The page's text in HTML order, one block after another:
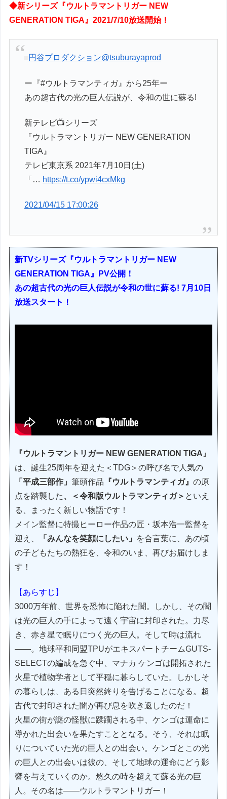
◆新シリーズ『ウルトラマントリガー NEW
GENERATION TIGA』2021/7/10放送開始！
円谷プロダクション@tsuburayaprod
ー『#ウルトラマンティガ』から25年ー
あの超古代の光の巨人伝説が、令和の世に蘇る!
新テレビ📺シリーズ
『ウルトラマントリガー NEW GENERATION
TIGA』
テレビ東京系 2021年7月10日(土)
「… https://t.co/ypwi4cxMkg
2021/04/15 17:00:26
新TVシリーズ『ウルトラマントリガー NEW
GENERATION TIGA』PV公開！
あの超古代の光の巨人伝説が令和の世に蘇る! 7月10日
放送スタート！
『ウルトラマントリガー NEW GENERATION TIGA』
は、誕生25周年を迎えた＜TDG＞の呼び名で人気の
「平成三部作」筆頭作品 『ウルトラマンティガ』の原
点を踏襲した、＜令和版ウルトラマンティガ＞ といえ
る、まったく新しい物語です！
メイン監督に特撮ヒーロー作品の匠・坂本浩一監督を
迎え、
「みんなを笑顔にしたい」
を合言葉に、あの頃
の子どもたちの熱狂を、令和のいま、再びお届けしま
す！
【あらすじ】
3000万年前、世界を恐怖に陥れた闇。しかし、その闇
は光の巨人の手によって遠く宇宙に封印された。力尽
き、赤き星で眠りにつく光の巨人。そして時は流れ
――。地球平和同盟TPUがエキスパートチームGUTS-
SELECTの編成を急ぐ中、マナカ ケンゴは開拓された
火星で植物学者として平穏に暮らしていた。しかしそ
の暮らしは、ある日突然終りを告げることになる。超
古代で封印された闇が再び息を吹き返したのだ！
火星の街が謎の怪獣に蹂躙される中、ケンゴは運命に
導かれた出会いを果たすこととなる。そう、それは眠
りについていた光の巨人との出会い。ケンゴとこの光
の巨人との出会いは彼の、そして地球の運命にどう影
響を与えていくのか。悠久の時を超えて蘇る光の巨
人。その名は――ウルトラマントリガー！